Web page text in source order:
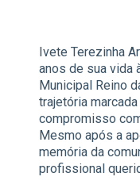
Ivete Terezinha
anos de sua vida
Municipal Reino
trajetória
compromisso
Mesmo após a
memória da
profissional